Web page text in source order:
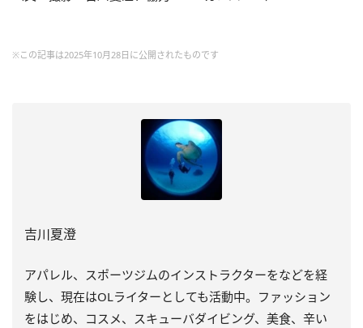
※この記事は2025年10月28日に公開されたものです
吉川夏澄
アパレル、スポーツジムのインストラクターをなどを経
験し、 現在はOLライターとしても活動中。ファッション
をはじめ、 コスメ、スキューバダイビング、美食、辛い